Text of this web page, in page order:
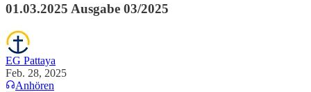
01.03.2025 Ausgabe 03/2025
EG Pattaya
Feb. 28, 2025
Anhören